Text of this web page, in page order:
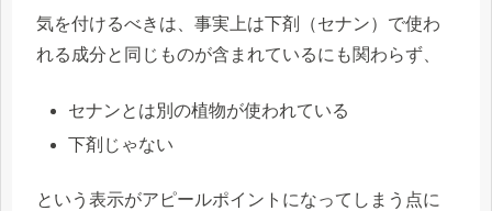
気を付けるべきは、事実上は下剤（セナン）で使わ
れる成分と同じものが含まれているにも関わらず、
セナンとは別の植物が使われている
下剤じゃない
という表示がアピールポイントになってしまう点に